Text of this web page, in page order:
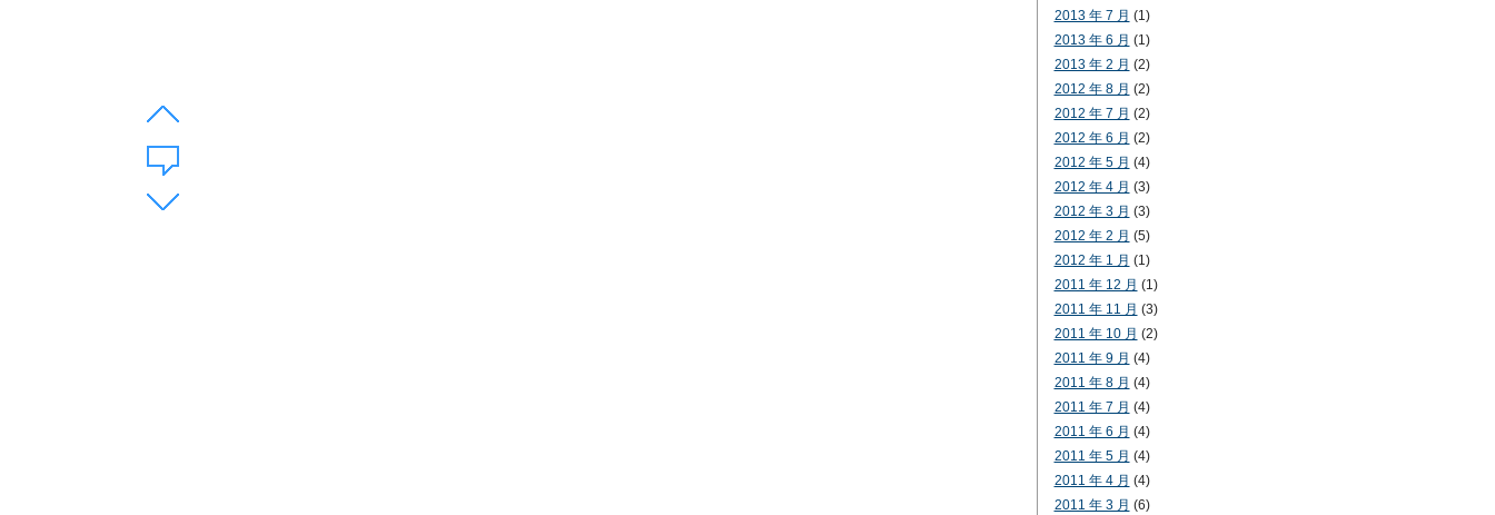
2013 年 7 月 (1)
2013 年 6 月 (1)
2013 年 2 月 (2)
2012 年 8 月 (2)
2012 年 7 月 (2)
2012 年 6 月 (2)
2012 年 5 月 (4)
2012 年 4 月 (3)
2012 年 3 月 (3)
2012 年 2 月 (5)
2012 年 1 月 (1)
2011 年 12 月 (1)
2011 年 11 月 (3)
2011 年 10 月 (2)
2011 年 9 月 (4)
2011 年 8 月 (4)
2011 年 7 月 (4)
2011 年 6 月 (4)
2011 年 5 月 (4)
2011 年 4 月 (4)
2011 年 3 月 (6)